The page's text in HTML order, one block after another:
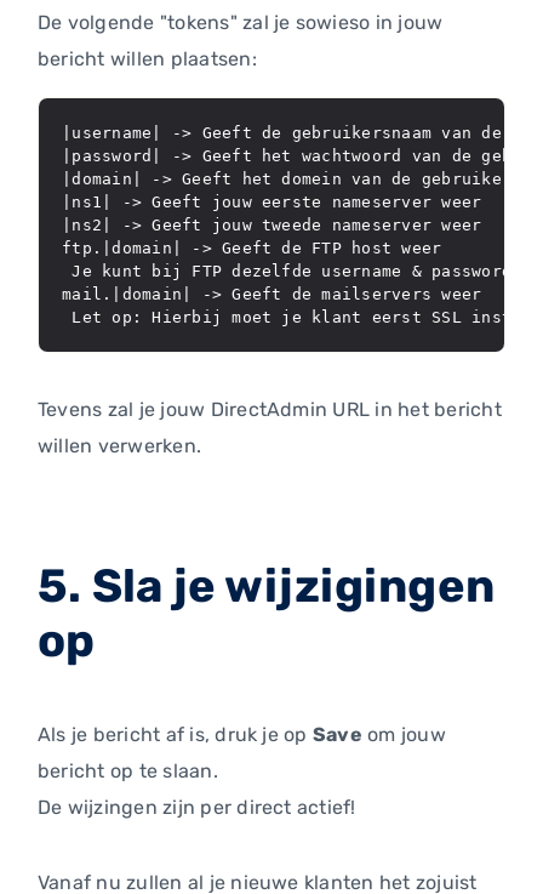
De volgende "tokens" zal je sowieso in jouw
bericht willen plaatsen:
|username| -> Geeft de gebruikersnaam van de
|password| -> Geeft het wachtwoord van de
|domain| -> Geeft het domein van de gebruiker
|ns1| -> Geeft jouw eerste nameserver weer
|ns2| -> Geeft jouw tweede nameserver weer
ftp.|domain| -> Geeft de FTP host weer
Je kunt bij FTP dezelfde username & password
mail.|domain| -> Geeft de mailservers weer
Let op: Hierbij moet je klant eerst SSL
Tevens zal je jouw DirectAdmin URL in het bericht
willen verwerken.
5. Sla je wijzigingen
op
Als je bericht af is, druk je op Save om jouw
bericht op te slaan.
De wijzingen zijn per direct actief!
Vanaf nu zullen al je nieuwe klanten het zojuist